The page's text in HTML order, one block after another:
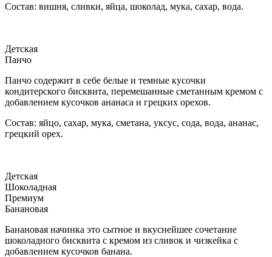
Состав: вишня, сливки, яйца, шоколад, мука, сахар, вода.
Детская
Панчо
Панчо содержит в себе белые и темные кусочки
кондитерского бисквита, перемешанные сметанным кремом с
добавлением кусочков ананаса и грецких орехов.
Состав: яйцо, сахар, мука, сметана, уксус, сода, вода, ананас,
грецкий орех.
Детская
Шоколадная
Премиум
Банановая
Банановая начинка это сытное и вкуснейшее сочетание
шоколадного бисквита с кремом из сливок и чизкейка с
добавлением кусочков банана.